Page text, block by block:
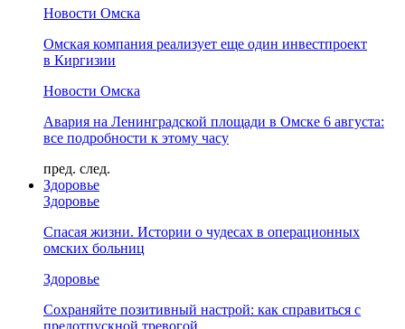
Новости Омска
Омская компания реализует еще один инвестпроект
в Киргизии
Новости Омска
Авария на Ленинградской площади в Омске 6 августа:
все подробности к этому часу
пред. след.
Здоровье
Здоровье
Спасая жизни. Истории о чудесах в операционных
омских больниц
Здоровье
Сохраняйте позитивный настрой: как справиться с
предотпускной тревогой